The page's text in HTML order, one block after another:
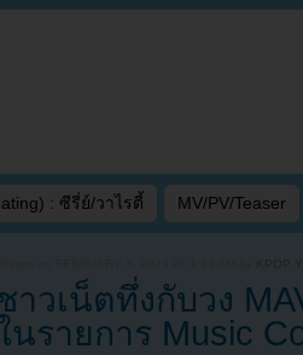
: ซีรี่ย์/วาไรตี้ MV/PV/Teaser
KPOP
าวเน็ตทึ่งกับวง
นรายการ Music